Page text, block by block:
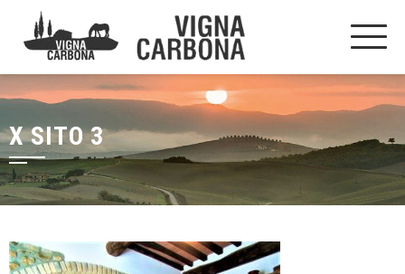
X SITO 3